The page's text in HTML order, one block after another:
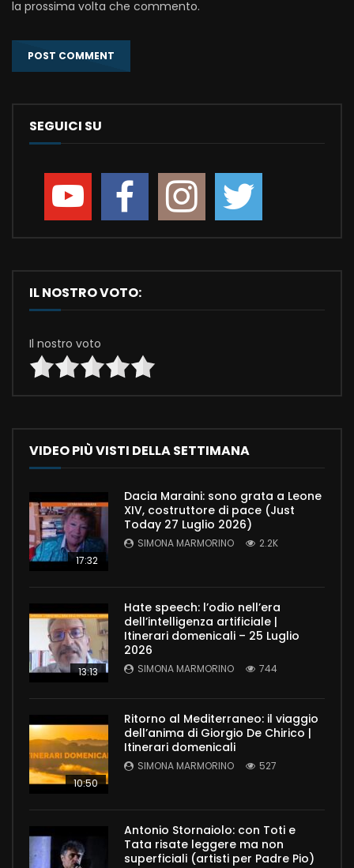
la prossima volta che commento.
SEGUICI SU
IL NOSTRO VOTO:
Il nostro voto
VIDEO PIÙ VISTI DELLA SETTIMANA
17:32
Dacia Maraini: sono grata a Leone
XIV, costruttore di pace (Just
Today 27 Luglio 2026)
SIMONA MARMORINO 2.2K
13:13
Hate speech: l’odio nell’era
dell’intelligenza artificiale |
Itinerari domenicali – 25 Luglio
2026
SIMONA MARMORINO 744
10:50
Ritorno al Mediterraneo: il viaggio
dell’anima di Giorgio De Chirico |
Itinerari domenicali
SIMONA MARMORINO 527
Antonio Stornaiolo: con Toti e
Tata risate leggere ma non
superficiali (artisti per Padre Pio)